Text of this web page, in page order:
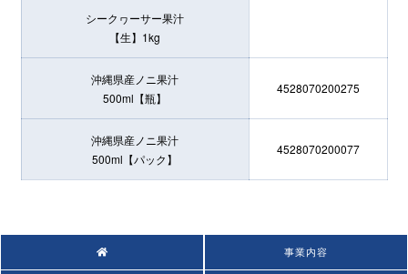
シークヮーサー果汁
【生】1kg
沖縄県産ノニ果汁
500ml【瓶】
4528070200275
沖縄県産ノニ果汁
500ml【パック】
4528070200077
事業内容